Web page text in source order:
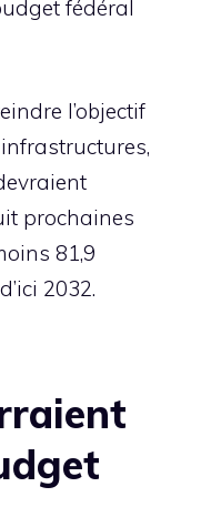
fédéral
l’objectif
infrastructures,
prochaines
81,9
2032.